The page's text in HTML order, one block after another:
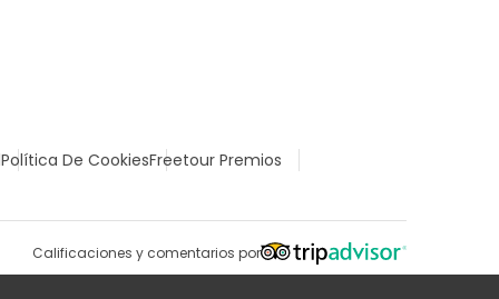
Política De CookiesFreetour Premios
Calificaciones y comentarios por